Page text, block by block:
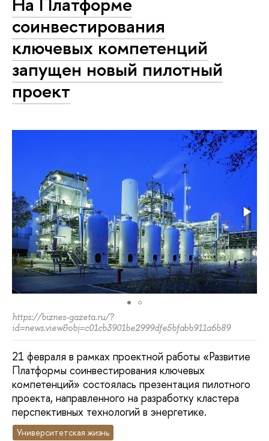
соинвестирования
ключевых компетенций
запущен новый пилотный
проект
https://biznes-gazeta.ru/?
id=news.view&obj=c01cb3901be2999dfe5bfabb911a6b89
21 февраля в рамках проектной работы «Развитие
Платформы соинвестирования ключевых
компетенций» состоялась презентация пилотного
проекта, направленного на разработку кластера
перспективных технологий в энергетике.
Университетская жизнь